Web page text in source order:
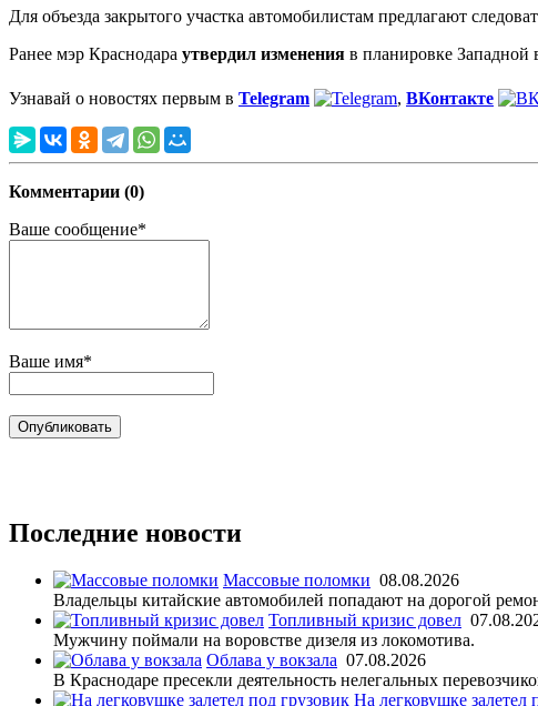
Для объезда закрытого участка автомобилистам предлагают
Ранее мэр Краснодара утвердил изменения в планировке Западной
Узнавай о новостях первым в Telegram , ВКонтакте
Комментарии (0)
Ваше сообщение*
Ваше имя*
Последние новости
Массовые поломки 08.08.2026
Владельцы китайские автомобилей попадают на дорогой
Топливный кризис довел
Мужчину поймали на воровстве дизеля из локомотива.
Облава у вокзала 07.08.2026
В Краснодаре пресекли деятельность нелегальных
На легковушке залетел